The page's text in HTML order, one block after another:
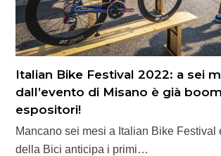
Italian Bike Festival 2022: a sei
dall’evento di Misano è già
espositori!
Mancano sei mesi a Italian Bike Festival
della Bici anticipa i primi…